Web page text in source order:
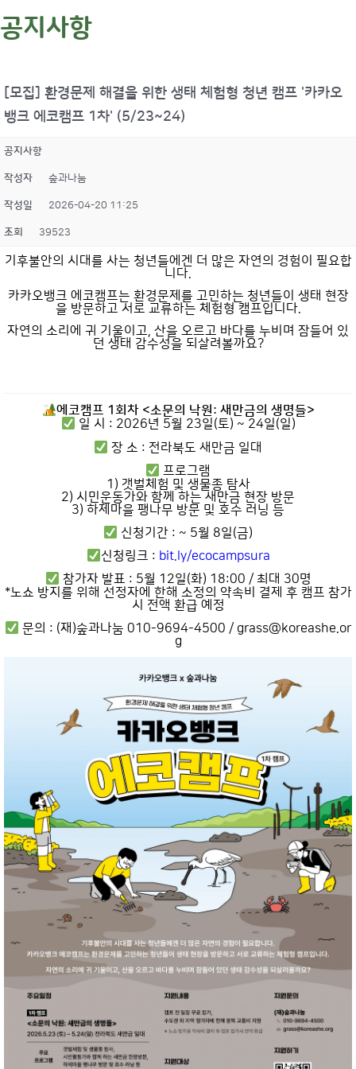
공지사항
[모집] 환경문제 해결을 위한 생태 체험형 청년 캠프 '카카오
뱅크 에코캠프 1차' (5/23~24)
공지사항
작성자 숲과나눔
작성일 2026-04-20 11:25
조회 39523
기후불안의 시대를 사는 청년들에겐 더 많은 자연의 경험이 필요합
니다.
카카오뱅크 에코캠프는 환경문제를 고민하는 청년들이 생태 현장
을 방문하고 서로 교류하는 체험형 캠프입니다.
자연의 소리에 귀 기울이고, 산을 오르고 바다를 누비며 잠들어 있
던 생태 감수성을 되살려볼까요?
에코캠프 1회차 <소문의 낙원: 새만금의 생명들>
일 시 : 2026년 5월 23일(토) ~ 24일(일)
장 소 : 전라북도 새만금 일대
프로그램
1) 갯벌체험 및 생물종 탐사
2) 시민운동가와 함께 하는 새만금 현장 방문
3) 하제마을 팽나무 방문 및 호수 러닝 등
신청기간 : ~ 5월 8일(금)
신청링크 : bit.ly/ecocampsura
참가자 발표 : 5월 12일(화) 18:00 / 최대 30명
*노쇼 방지를 위해 선정자에 한해 소정의 약속비 결제 후 캠프 참가
시 전액 환급 예정
문의 : (재)숲과나눔 010-9694-4500 / grass@koreashe.or
g